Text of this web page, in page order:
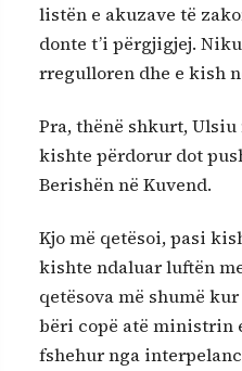
listën e akuzave të
donte t’i përgjigjej.
rregulloren dhe e kish
Pra, thënë shkurt,
kishte përdorur dot
Berishën në Kuvend.
Kjo më qetësoi, pasi
kishte ndaluar luftën
qetësova më shumë
bëri copë atë ministrin
fshehur nga